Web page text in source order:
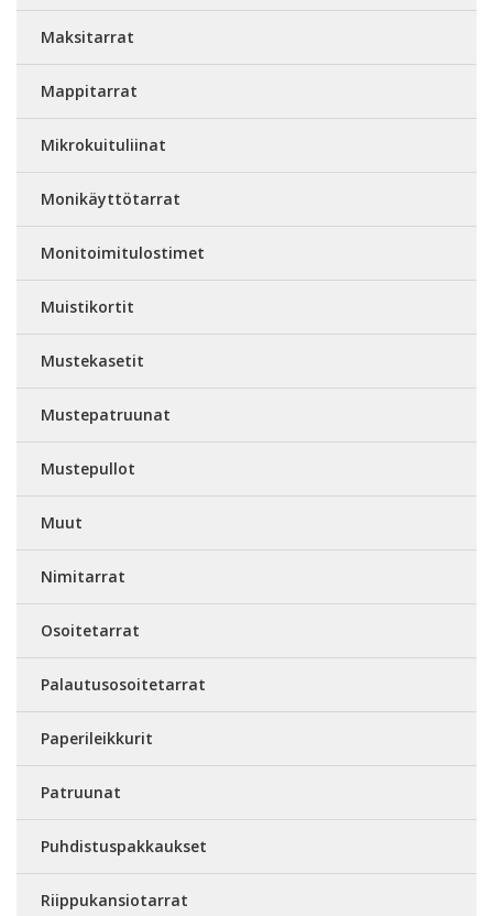
Maksitarrat
Mappitarrat
Mikrokuituliinat
Monikäyttötarrat
Monitoimitulostimet
Muistikortit
Mustekasetit
Mustepatruunat
Mustepullot
Muut
Nimitarrat
Osoitetarrat
Palautusosoitetarrat
Paperileikkurit
Patruunat
Puhdistuspakkaukset
Riippukansiotarrat